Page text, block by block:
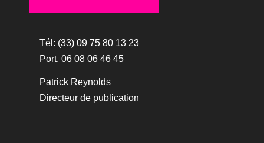
Tél: (33) 09 75 80 13 23
Port. 06 08 06 46 45
Patrick Reynolds
Directeur de publication